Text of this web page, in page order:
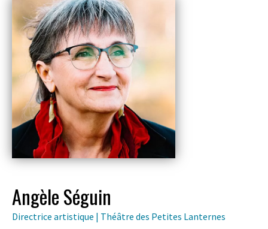
Angèle Séguin
Directrice artistique | Théâtre des Petites Lanternes